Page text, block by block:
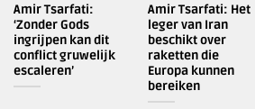
Amir Tsarfati:
‘Zonder Gods
ingrijpen kan dit
conflict gruwelijk
escaleren’
Amir Tsarfati: Het
leger van Iran
beschikt over
raketten die
Europa kunnen
bereiken